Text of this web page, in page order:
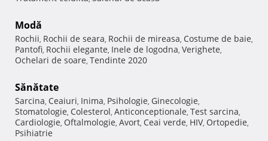
Modă
Rochii, Rochii de seara, Rochii de mireasa, Costume de baie,
Pantofi, Rochii elegante, Inele de logodna, Verighete,
Ochelari de soare, Tendinte 2020
Sănătate
Sarcina, Ceaiuri, Inima, Psihologie, Ginecologie,
Stomatologie, Colesterol, Anticonceptionale, Test sarcina,
Cardiologie, Oftalmologie, Avort, Ceai verde, HIV, Ortopedie,
Psihiatrie